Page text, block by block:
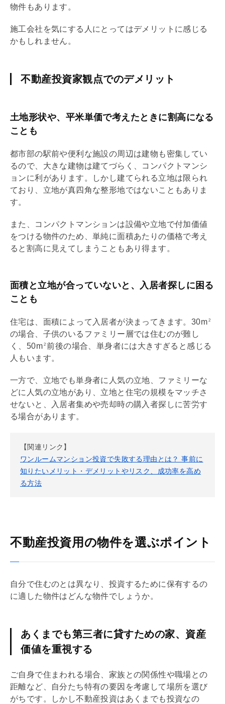
物件もあります。
施工会社を気にする人にとってはデメリットに感じる
かもしれません。
不動産投資家観点でのデメリット
土地形状や、平米単価で考えたときに割高になる
ことも
都市部の駅前や便利な施設の周辺は建物も密集してい
るので、大きな建物は建てづらく、コンパクトマンシ
ョンに利があります。しかし建てられる立地は限られ
ており、立地が真四角な整形地ではないこともありま
す。
また、コンパクトマンションは設備や立地で付加価値
をつける物件のため、単純に面積あたりの価格で考え
ると割高に見えてしまうこともあり得ます。
面積と立地が合っていないと、入居者探しに困る
ことも
住宅は、面積によって入居者が決まってきます。30m 2
の場合、子供のいるファミリー層では住むのが難し
く、50m 2 前後の場合、単身者には大きすぎると感じる
人もいます。
一方で、立地でも単身者に人気の立地、ファミリーな
どに人気の立地があり、立地と住宅の規模をマッチさ
せないと、入居者集めや売却時の購入者探しに苦労す
る場合があります。
【関連リンク】
ワンルームマンション投資で失敗する理由とは？ 事前に
知りたいメリット・デメリットやリスク、成功率を高め
る方法
不動産投資用の物件を選ぶポイント
自分で住むのとは異なり、投資するために保有するの
に適した物件はどんな物件でしょうか。
あくまでも第三者に貸すための家、資産
価値を重視する
ご自身で住まわれる場合、家族との関係性や職場との
距離など、自分たち特有の要因を考慮して場所を選び
がちです。しかし不動産投資はあくまでも投資なの